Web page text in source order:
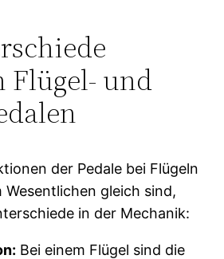
Flügel- und
der Pedale bei Flügeln
Wesentlichen gleich sind,
in der Mechanik:
Bei einem Flügel sind die